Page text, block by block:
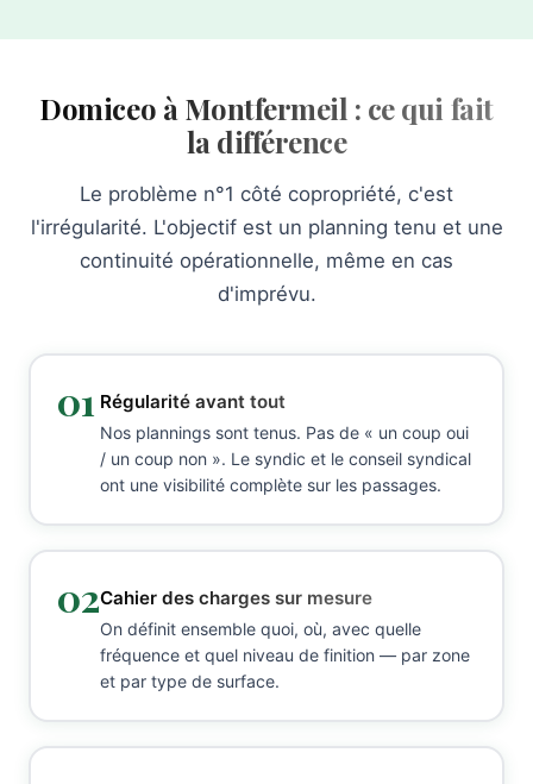
Domiceo à Montfermeil : ce qui fait
la différence
Le problème n°1 côté copropriété, c'est
l'irrégularité. L'objectif est un planning tenu et une
continuité opérationnelle, même en cas
d'imprévu.
01 Régularité avant tout
Nos plannings sont tenus. Pas de « un coup oui
/ un coup non ». Le syndic et le conseil syndical
ont une visibilité complète sur les passages.
02Cahier des charges sur mesure
On définit ensemble quoi, où, avec quelle
fréquence et quel niveau de finition — par zone
et par type de surface.